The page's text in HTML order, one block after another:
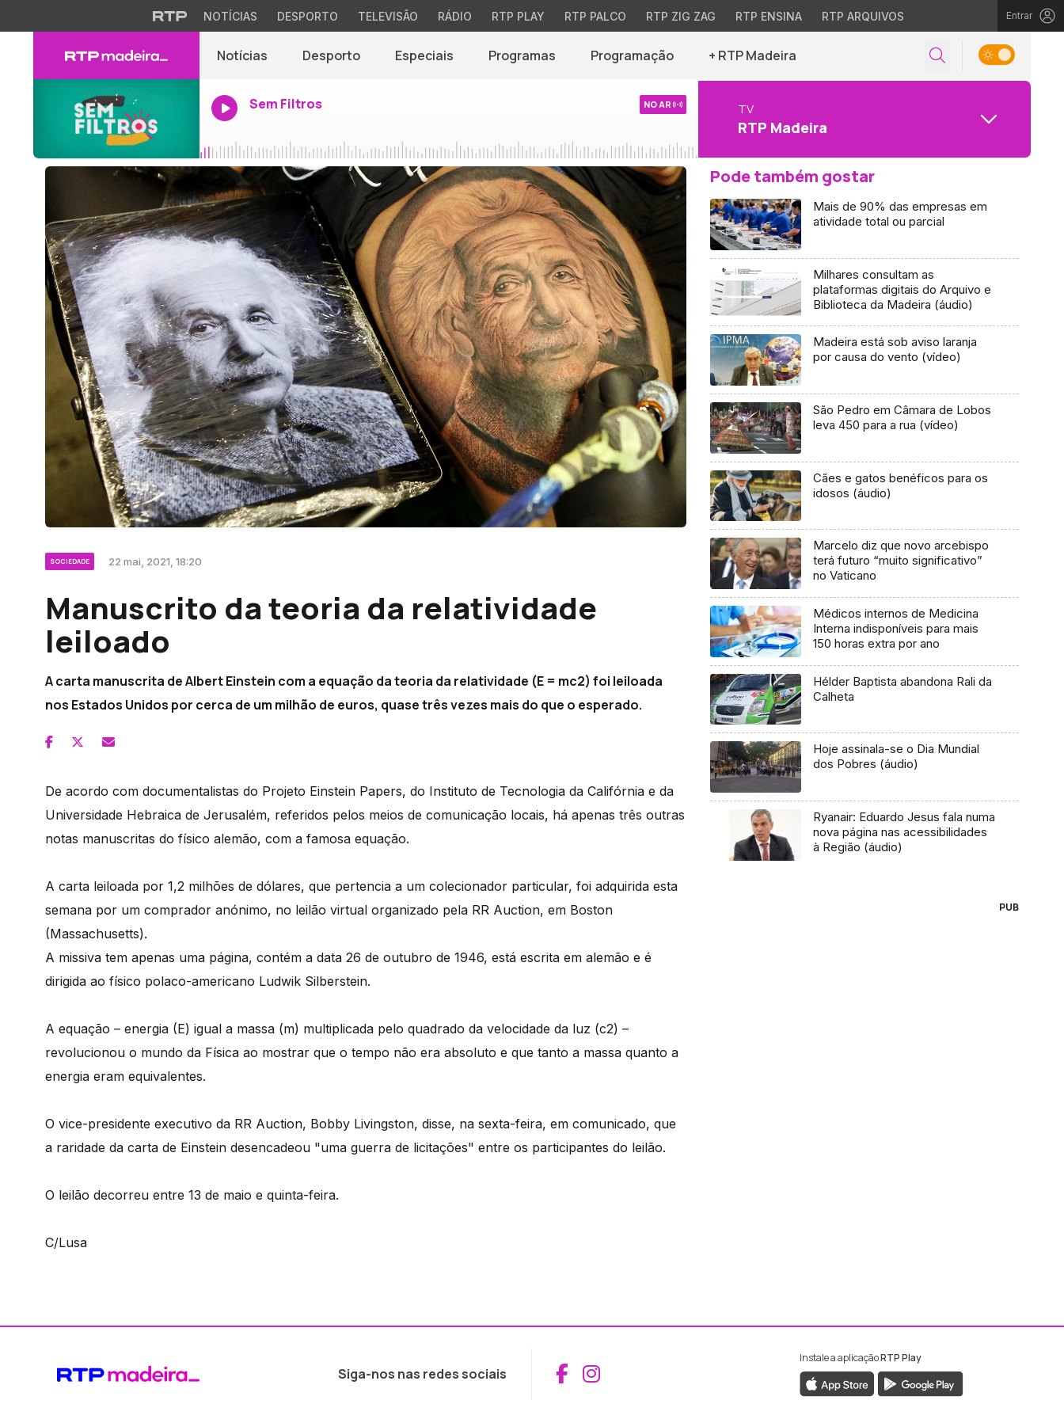
NOTÍCIAS DESPORTO TELEVISÃO RÁDIO RTP PLAY RTP PALCO RTP ZIG ZAG RTP ENSINA RTP ARQUIVOS Entrar
Notícias Desporto Especiais Programas Programação + RTP Madeira
Sem Filtros NO AR TV
RTP Madeira
SOCIEDADE 22 mai, 2021, 18:20
Manuscrito da teoria da relatividade
leiloado
A carta manuscrita de Albert Einstein com a equação da teoria da relatividade (E = mc2) foi leiloada
nos Estados Unidos por cerca de um milhão de euros, quase três vezes mais do que o esperado.
De acordo com documentalistas do Projeto Einstein Papers, do Instituto de Tecnologia da Califórnia e da
Universidade Hebraica de Jerusalém, referidos pelos meios de comunicação locais, há apenas três outras
notas manuscritas do físico alemão, com a famosa equação.
A carta leiloada por 1,2 milhões de dólares, que pertencia a um colecionador particular, foi adquirida esta
semana por um comprador anónimo, no leilão virtual organizado pela RR Auction, em Boston
(Massachusetts).
A missiva tem apenas uma página, contém a data 26 de outubro de 1946, está escrita em alemão e é
dirigida ao físico polaco-americano Ludwik Silberstein.
A equação – energia (E) igual a massa (m) multiplicada pelo quadrado da velocidade da luz (c2) –
revolucionou o mundo da Física ao mostrar que o tempo não era absoluto e que tanto a massa quanto a
energia eram equivalentes.
O vice-presidente executivo da RR Auction, Bobby Livingston, disse, na sexta-feira, em comunicado, que
a raridade da carta de Einstein desencadeou "uma guerra de licitações" entre os participantes do leilão.
O leilão decorreu entre 13 de maio e quinta-feira.
C/Lusa
Pode também gostar
Mais de 90% das empresas em
atividade total ou parcial
Milhares consultam as
plataformas digitais do Arquivo e
Biblioteca da Madeira (áudio)
Madeira está sob aviso laranja
por causa do vento (vídeo)
São Pedro em Câmara de Lobos
leva 450 para a rua (vídeo)
Cães e gatos benéficos para os
idosos (áudio)
Marcelo diz que novo arcebispo
terá futuro “muito significativo”
no Vaticano
Médicos internos de Medicina
Interna indisponíveis para mais
150 horas extra por ano
Hélder Baptista abandona Rali da
Calheta
Hoje assinala-se o Dia Mundial
dos Pobres (áudio)
Ryanair: Eduardo Jesus fala numa
nova página nas acessibilidades
à Região (áudio)
PUB
Siga-nos nas redes sociais Aceder ao Facebook da RTP Madeira
Aceder ao Instagram da RTP Madeira
Instale a aplicaçãoRTP Play